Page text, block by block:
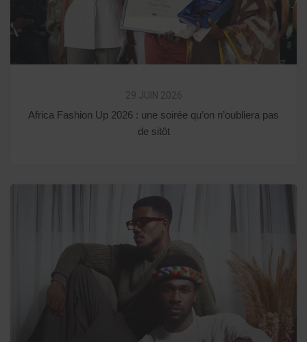
29 JUIN 2026
Africa Fashion Up 2026 : une soirée qu’on n’oubliera pas
de sitôt